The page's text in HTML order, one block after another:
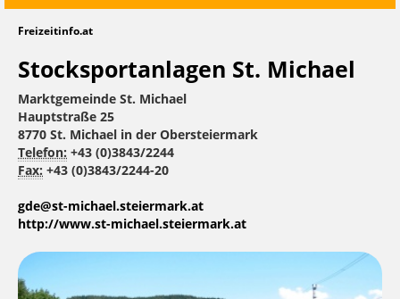
Freizeitinfo.at
Stocksportanlagen St. Michael
Marktgemeinde St. Michael
Hauptstraße 25
8770 St. Michael in der Obersteiermark
Telefon: +43 (0)3843/2244
Fax: +43 (0)3843/2244-20
gde@st-michael.steiermark.at
http://www.st-michael.steiermark.at